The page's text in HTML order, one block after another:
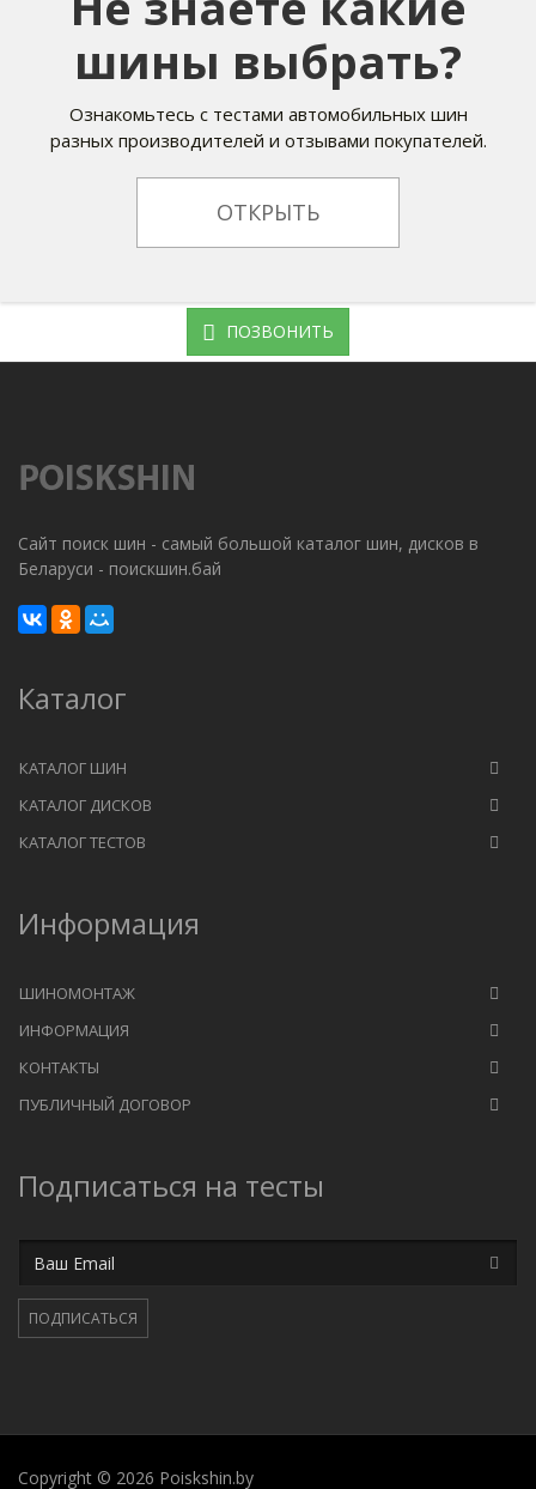
шины выбрать?
Ознакомьтесь с тестами автомобильных шин
разных производителей и отзывами покупателей.
ОТКРЫТЬ
ПОЗВОНИТЬ
Сайт поиск шин - самый большой каталог шин, дисков в
Беларуси - поискшин.бай
Каталог
КАТАЛОГ ШИН
КАТАЛОГ ДИСКОВ
КАТАЛОГ ТЕСТОВ
Информация
ШИНОМОНТАЖ
ИНФОРМАЦИЯ
КОНТАКТЫ
ПУБЛИЧНЫЙ ДОГОВОР
Подписаться на тесты
ПОДПИСАТЬСЯ
Copyright © 2026 Poiskshin.by